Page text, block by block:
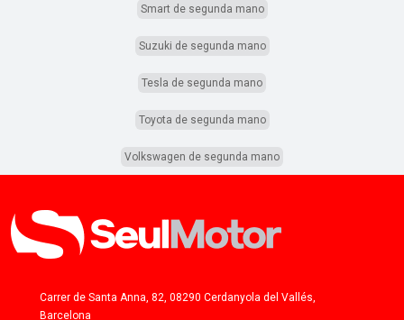
Smart de segunda mano
Suzuki de segunda mano
Tesla de segunda mano
Toyota de segunda mano
Volkswagen de segunda mano
Carrer de Santa Anna, 82, 08290 Cerdanyola del Vallés,
Barcelona